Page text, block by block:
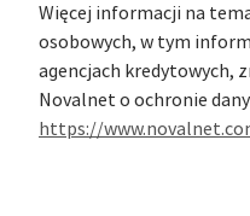
Więcej informacji na
osobowych, w tym
agencjach kredytowych,
Novalnet o ochronie
https://